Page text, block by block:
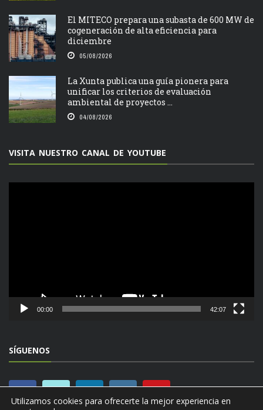
El MITECO prepara una subasta de 600 MW de
cogeneración de alta eficiencia para
diciembre
05/08/2026
La Xunta publica una guía pionera para
unificar los criterios de evaluación
ambiental de proyectos ...
04/08/2026
VISITA NUESTRO CANAL DE YOUTUBE
00:00 42:07
SÍGUENOS
Utilizamos cookies para ofrecerte la mejor experiencia en